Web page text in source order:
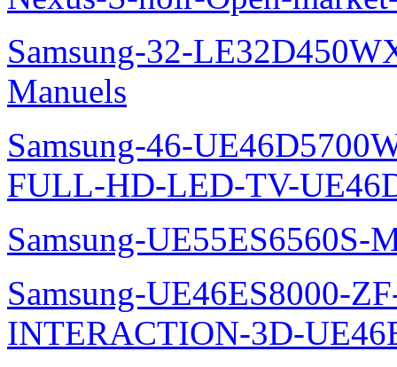
Samsung-32-
Manuels
Samsung-46-
FULL-HD-LED-TV-
Samsung-UE55ES6560S-
Samsung-UE46ES8000-
INTERACTION-3D-